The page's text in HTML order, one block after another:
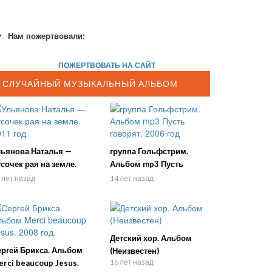
Нам пожертвовали:
ПОЖЕРТВОВАТЬ НА САЙТ
СЛУЧАЙНЫЙ МУЗЫКАЛЬНЫЙ АЛЬБОМ
Наталья —
рая на земле.
год
лет назад
группа Гольфстрим.
Альбом mp3 Пусть
говорят. 2006 год
14 лет назад
Брикса. Альбом
beaucoup Jesus.
Детский хор. Альбом
(Неизвестен)
16 лет назад